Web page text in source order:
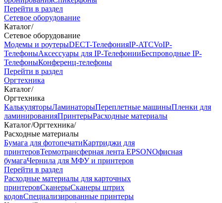
Перейти в раздел
Сетевое оборудование
Каталог/
Сетевое оборудование
Модемы и роутерыDECT-ТелефонияIP-ATCVoIP-
ТелефоныАксессуары для IP-ТелефонииБеспроводные IP-
ТелефоныКонференц-телефоны
Перейти в раздел
Оргтехника
Каталог/
Оргтехника
КалькуляторыЛаминаторыПереплетные машиныПленки для
ламинированияПринтерыРасходные материалы
Каталог/Оргтехника/
Расходные материалы
Бумага для фотопечатиКартриджи для
принтеровТермотрансферная лента EPSONОфисная
бумагаЧернила для МФУ и принтеров
Перейти в раздел
Расходные материалы для карточных
принтеровСканерыСканеры штрих
кодовСпециализированные принтеры